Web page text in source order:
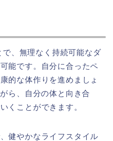
、無理なく持続可能なダ
能です。自分に合ったペ
的な体作りを進めましょ
ら、自分の体と向き合
くことができます。
健やかなライフスタイル